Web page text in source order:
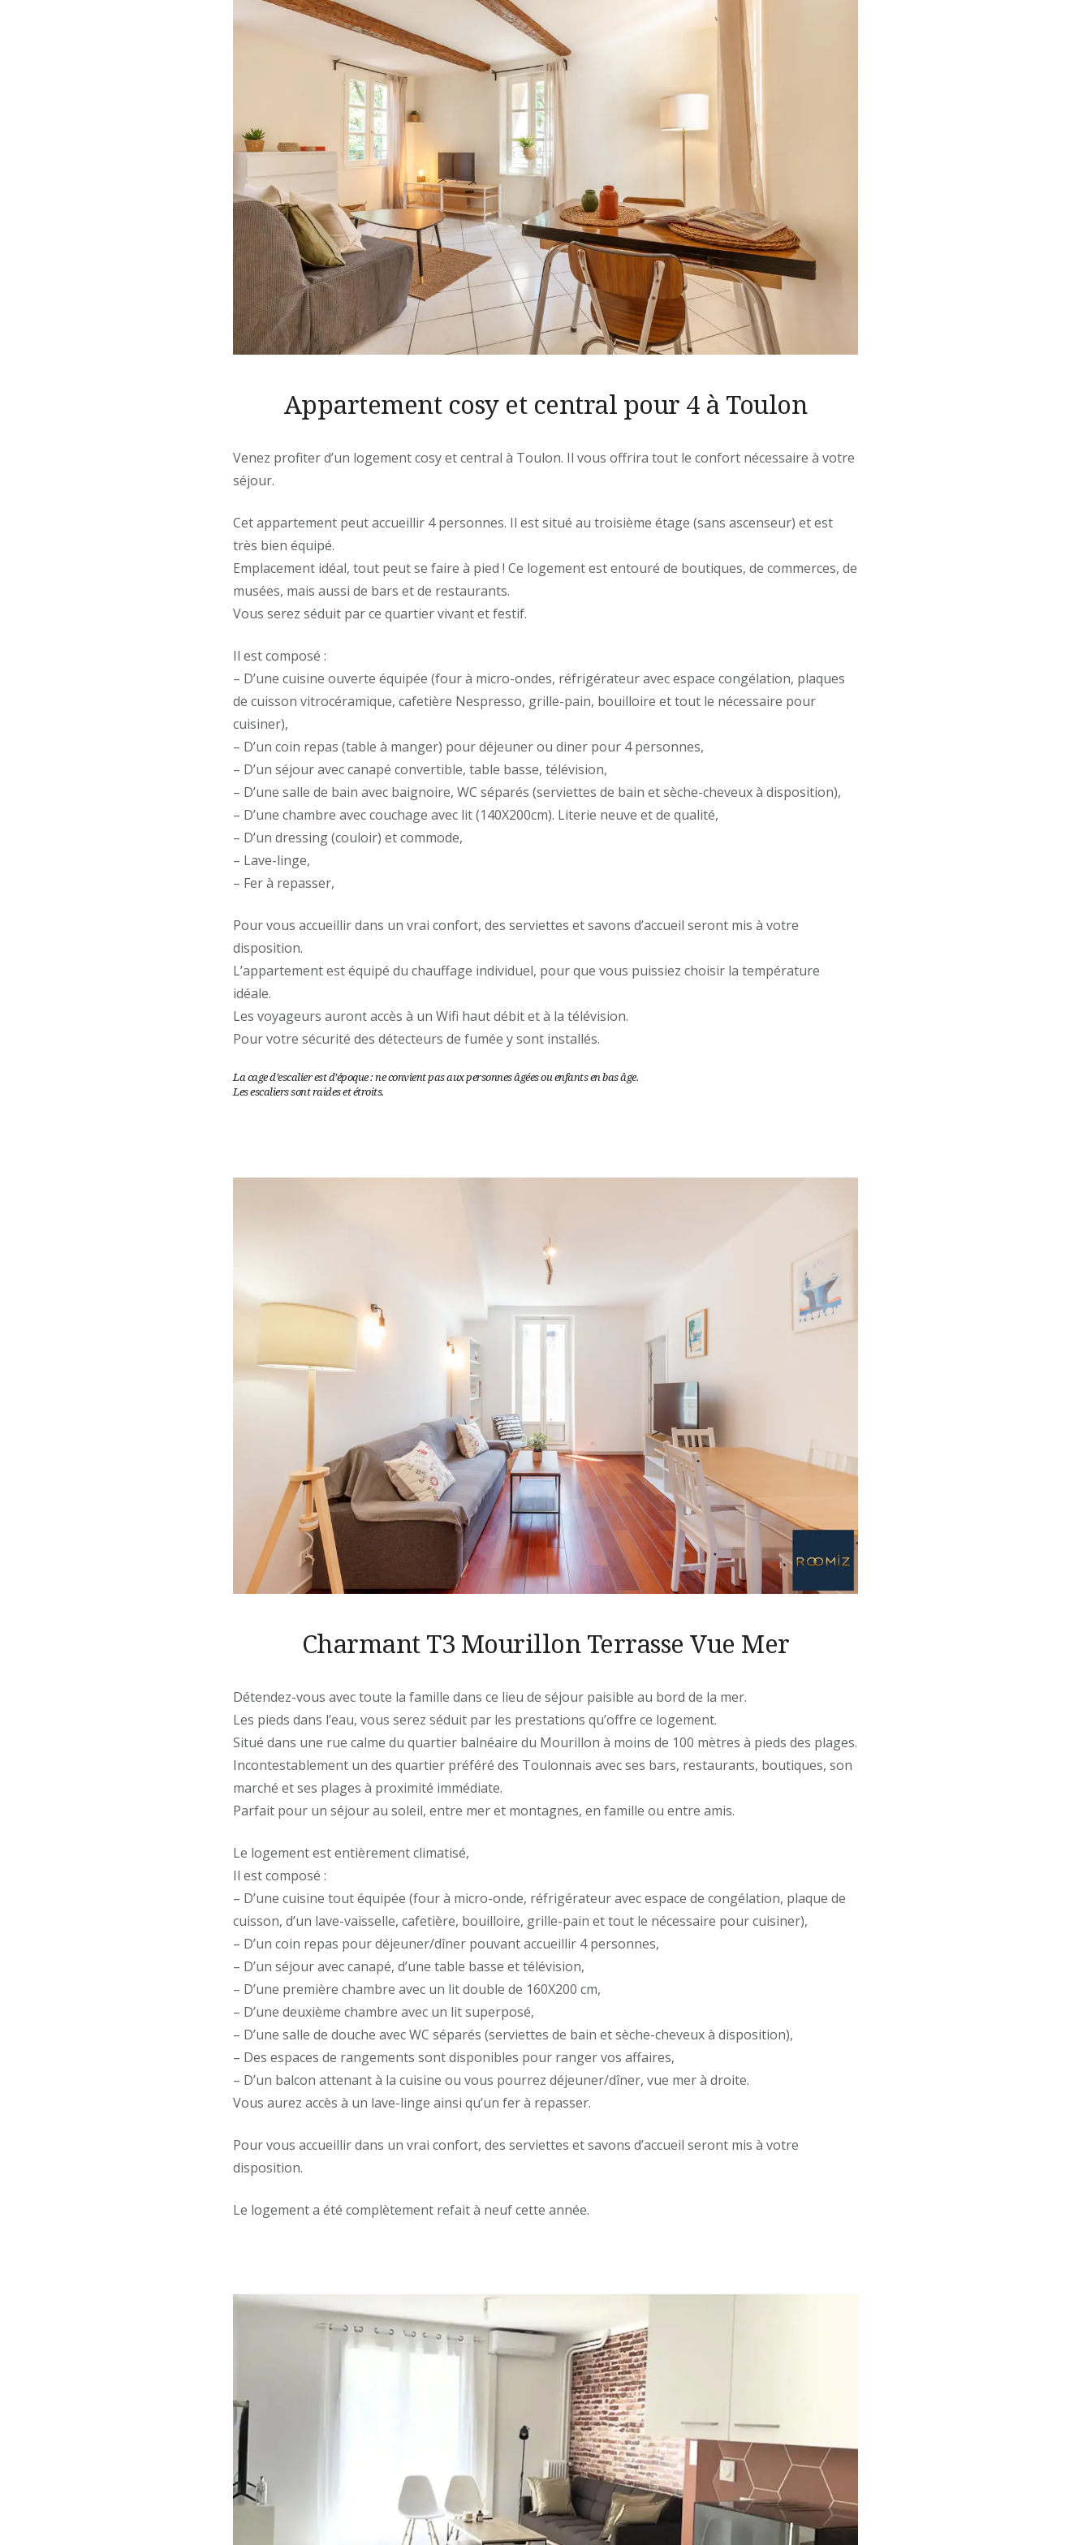
Appartement cosy et central pour 4 à Toulon
Venez profiter d’un logement cosy et central à Toulon. Il vous offrira tout le confort nécessaire à votre
séjour.
Cet appartement peut accueillir 4 personnes. Il est situé au troisième étage (sans ascenseur) et est
très bien équipé.
Emplacement idéal, tout peut se faire à pied ! Ce logement est entouré de boutiques, de commerces, de
musées, mais aussi de bars et de restaurants.
Vous serez séduit par ce quartier vivant et festif.
Il est composé :
– D’une cuisine ouverte équipée (four à micro-ondes, réfrigérateur avec espace congélation, plaques
de cuisson vitrocéramique, cafetière Nespresso, grille-pain, bouilloire et tout le nécessaire pour
cuisiner),
– D’un coin repas (table à manger) pour déjeuner ou diner pour 4 personnes,
– D’un séjour avec canapé convertible, table basse, télévision,
– D’une salle de bain avec baignoire, WC séparés (serviettes de bain et sèche-cheveux à disposition),
– D’une chambre avec couchage avec lit (140X200cm). Literie neuve et de qualité,
– D’un dressing (couloir) et commode,
– Lave-linge,
– Fer à repasser,
Pour vous accueillir dans un vrai confort, des serviettes et savons d’accueil seront mis à votre
disposition.
L’appartement est équipé du chauffage individuel, pour que vous puissiez choisir la température
idéale.
Les voyageurs auront accès à un Wifi haut débit et à la télévision.
Pour votre sécurité des détecteurs de fumée y sont installés.
La cage d’escalier est d’époque : ne convient pas aux personnes âgées ou enfants en bas âge.
Les escaliers sont raides et étroits.
Charmant T3 Mourillon Terrasse Vue Mer
Détendez-vous avec toute la famille dans ce lieu de séjour paisible au bord de la mer.
Les pieds dans l’eau, vous serez séduit par les prestations qu’offre ce logement.
Situé dans une rue calme du quartier balnéaire du Mourillon à moins de 100 mètres à pieds des plages.
Incontestablement un des quartier préféré des Toulonnais avec ses bars, restaurants, boutiques, son
marché et ses plages à proximité immédiate.
Parfait pour un séjour au soleil, entre mer et montagnes, en famille ou entre amis.
Le logement est entièrement climatisé,
Il est composé :
– D’une cuisine tout équipée (four à micro-onde, réfrigérateur avec espace de congélation, plaque de
cuisson, d’un lave-vaisselle, cafetière, bouilloire, grille-pain et tout le nécessaire pour cuisiner),
– D’un coin repas pour déjeuner/dîner pouvant accueillir 4 personnes,
– D’un séjour avec canapé, d’une table basse et télévision,
– D’une première chambre avec un lit double de 160X200 cm,
– D’une deuxième chambre avec un lit superposé,
– D’une salle de douche avec WC séparés (serviettes de bain et sèche-cheveux à disposition),
– Des espaces de rangements sont disponibles pour ranger vos affaires,
– D’un balcon attenant à la cuisine ou vous pourrez déjeuner/dîner, vue mer à droite.
Vous aurez accès à un lave-linge ainsi qu’un fer à repasser.
Pour vous accueillir dans un vrai confort, des serviettes et savons d’accueil seront mis à votre
disposition.
Le logement a été complètement refait à neuf cette année.